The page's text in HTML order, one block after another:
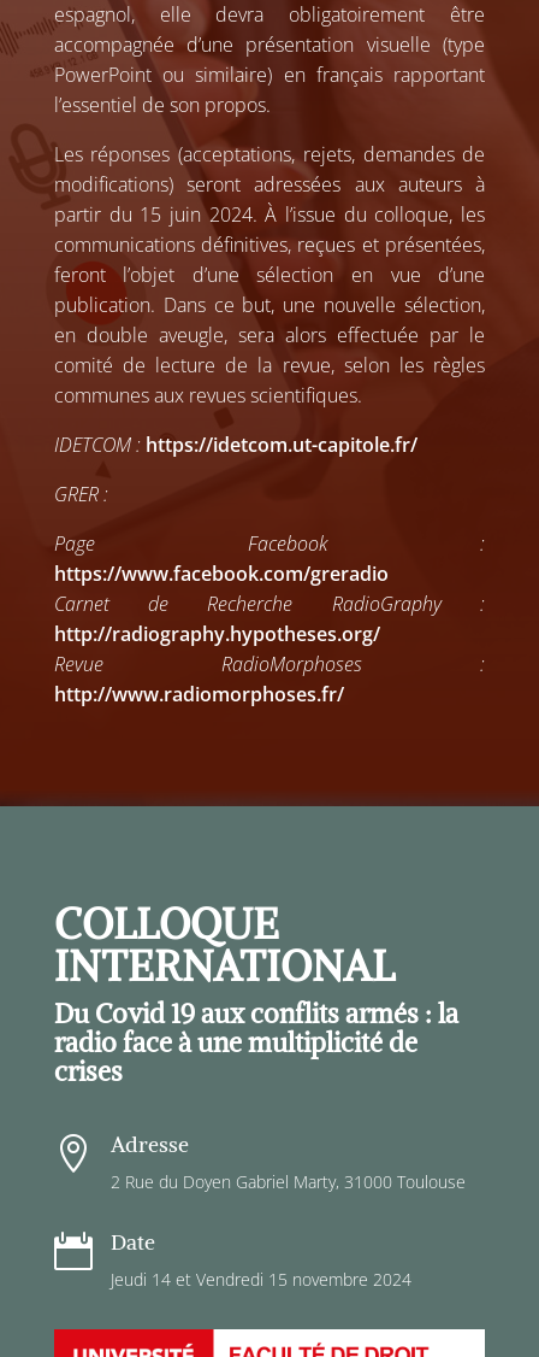
espagnol, elle devra obligatoirement être
accompagnée d’une présentation visuelle (type
PowerPoint ou similaire) en français rapportant
l’essentiel de son propos.
Les réponses (acceptations, rejets, demandes de
modifications) seront adressées aux auteurs à
partir du 15 juin 2024. À l’issue du colloque, les
communications définitives, reçues et présentées,
feront l’objet d’une sélection en vue d’une
publication. Dans ce but, une nouvelle sélection,
en double aveugle, sera alors effectuée par le
comité de lecture de la revue, selon les règles
communes aux revues scientifiques.
IDETCOM : https://idetcom.ut-capitole.fr/
GRER :
Page Facebook :
https://www.facebook.com/greradio
Carnet de Recherche RadioGraphy :
http://radiography.hypotheses.org/
Revue RadioMorphoses :
http://www.radiomorphoses.fr/
COLLOQUE
INTERNATIONAL
Du Covid 19 aux conflits armés : la
radio face à une multiplicité de
crises
 Adresse
2 Rue du Doyen Gabriel Marty, 31000 Toulouse
 Date
Jeudi 14 et Vendredi 15 novembre 2024